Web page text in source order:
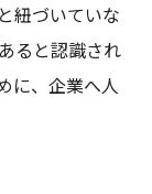
紐づいていな
ると認識され
に、企業へ人